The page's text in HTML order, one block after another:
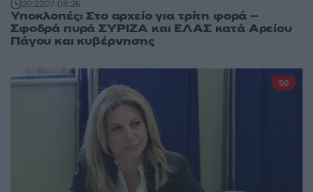
20:2207.08.26
Υποκλοπές: Στο αρχείο για τρίτη φορά –
Σφοδρά πυρά ΣΥΡΙΖΑ και ΕΛΑΣ κατά Αρείου
Πάγου και κυβέρνησης
50